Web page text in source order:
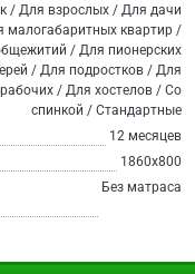
/ Для взрослых / Для дачи
малогабаритных квартир /
/ Для пионерских
/ Для подростков / Для
рабочих / Для хостелов / Со
спинкой / Стандартные
12 месяцев
1860х800
Без матраса